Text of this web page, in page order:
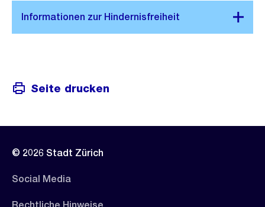
Seite drucken
© 2026 Stadt Zürich
Social Media